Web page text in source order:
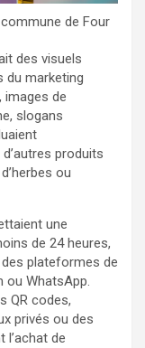
de Four
des visuels
du marketing
images de
slogans
produits
ou
une
de 24 heures,
plateformes de
ou WhatsApp.
QR codes,
privés ou des
l’achat de